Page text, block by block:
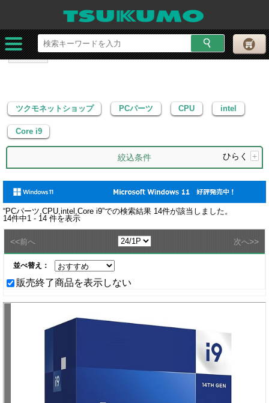
ツクモネットショップ PCパーツ
intel
Core i9
ツクモネットショップ PCパーツ CPU intel
Core i9
絞込条件 ひらく +
“PCパーツ,CPU,intel,Core i9”での検索結果 14件が該当しました。
14件中1 - 14 件を表示
<<前へ 次へ>>
並べ替え：
販売終了商品を表示しない